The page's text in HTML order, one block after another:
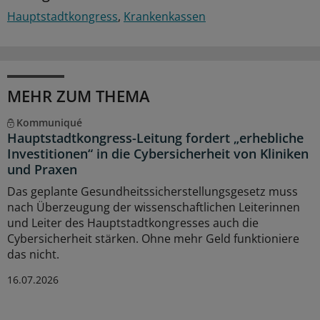
Hauptstadtkongress Krankenkassen
MEHR ZUM THEMA
Kommuniqué
Hauptstadtkongress-Leitung fordert „erhebliche
Investitionen“ in die Cybersicherheit von Kliniken
und Praxen
Das geplante Gesundheitssicherstellungsgesetz muss
nach Überzeugung der wissenschaftlichen Leiterinnen
und Leiter des Hauptstadtkongresses auch die
Cybersicherheit stärken. Ohne mehr Geld funktioniere
das nicht.
16.07.2026